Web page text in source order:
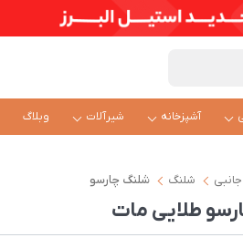
آشپزخانه شیرآلات وبلاگ
شلنگ شلنگ چارسو
طلایی مات